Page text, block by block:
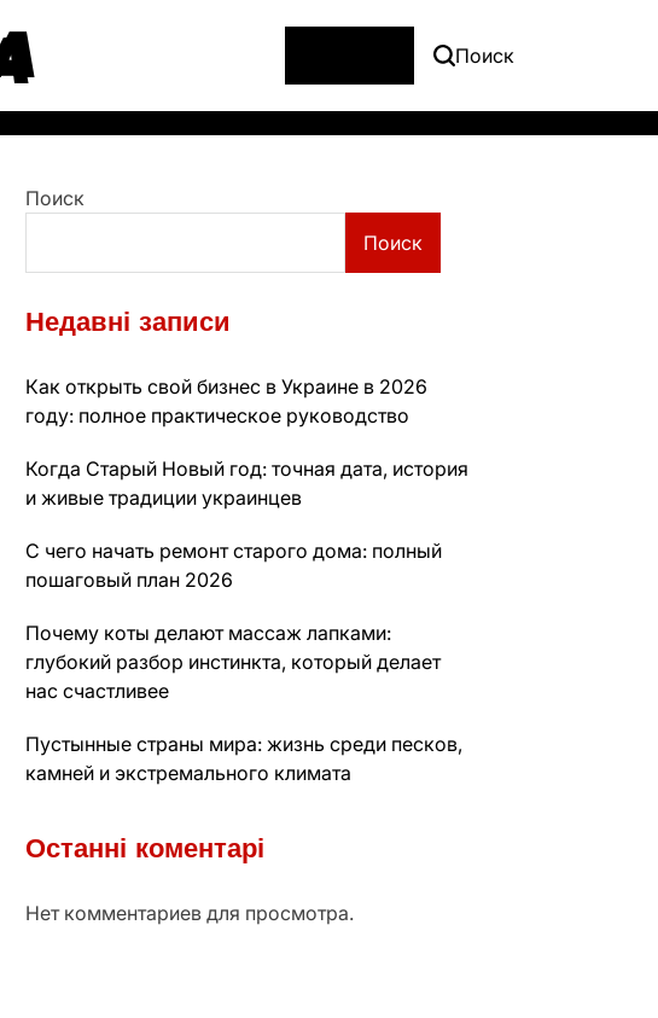
Поиск
Поиск
Поиск
Недавні записи
Как открыть свой бизнес в Украине в 2026
году: полное практическое руководство
Когда Старый Новый год: точная дата, история
и живые традиции украинцев
С чего начать ремонт старого дома: полный
пошаговый план 2026
Почему коты делают массаж лапками:
глубокий разбор инстинкта, который делает
нас счастливее
Пустынные страны мира: жизнь среди песков,
камней и экстремального климата
Останні коментарі
Нет комментариев для просмотра.